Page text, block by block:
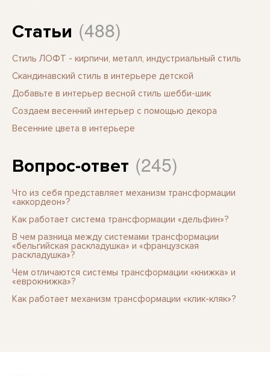
Статьи (488)
Стиль ЛОФТ - кирпичи, металл, индустриальный стиль
Скандинавский стиль в интерьере детской
Добавьте в интерьер весной стиль шебби-шик
Создаем весенний интерьер с помощью декора
Весенние цвета в интерьере
Вопрос-ответ (245)
Что из себя представляет механизм трансформации
«аккордеон»?
Как работает система трансформации «дельфин»?
В чем разница между системами трансформации
«бельгийская раскладушка» и «французская
раскладушка»?
Чем отличаются системы трансформации «книжка» и
«еврокнижка»?
Как работает механизм трансформации «клик-кляк»?